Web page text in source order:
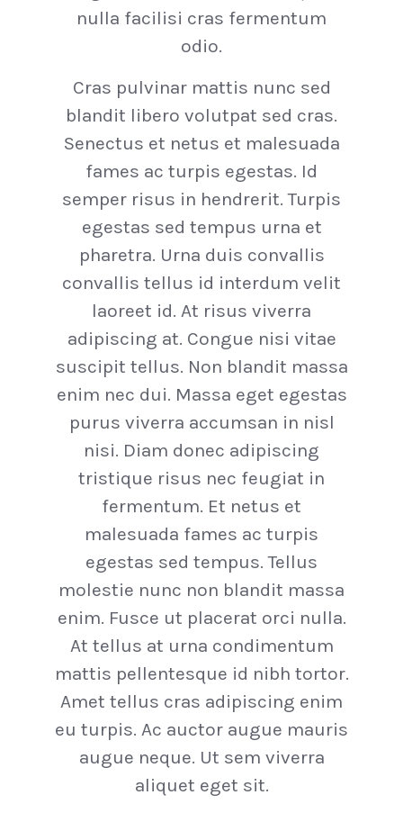
nulla facilisi cras fermentum
odio.
Cras pulvinar mattis nunc sed
blandit libero volutpat sed cras.
Senectus et netus et malesuada
fames ac turpis egestas. Id
semper risus in hendrerit. Turpis
egestas sed tempus urna et
pharetra. Urna duis convallis
convallis tellus id interdum velit
laoreet id. At risus viverra
adipiscing at. Congue nisi vitae
suscipit tellus. Non blandit massa
enim nec dui. Massa eget egestas
purus viverra accumsan in nisl
nisi. Diam donec adipiscing
tristique risus nec feugiat in
fermentum. Et netus et
malesuada fames ac turpis
egestas sed tempus. Tellus
molestie nunc non blandit massa
enim. Fusce ut placerat orci nulla.
At tellus at urna condimentum
mattis pellentesque id nibh tortor.
Amet tellus cras adipiscing enim
eu turpis. Ac auctor augue mauris
augue neque. Ut sem viverra
aliquet eget sit.